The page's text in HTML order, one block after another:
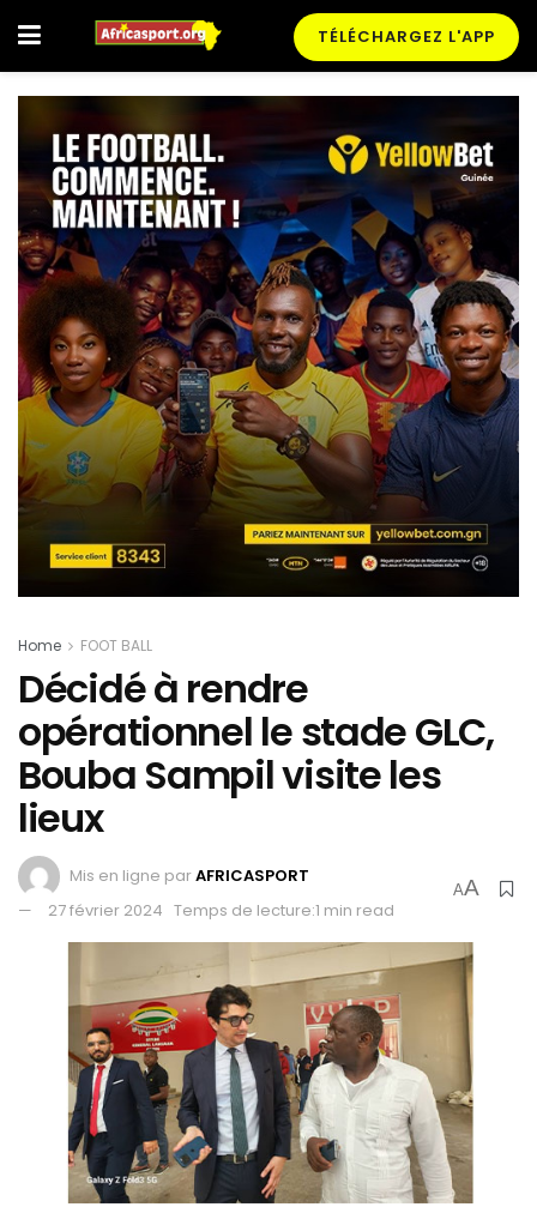
TÉLÉCHARGEZ L'APP
Home FOOT BALL
Décidé à rendre
opérationnel le stade GLC,
Bouba Sampil visite les
lieux
Mis en ligne parAFRICASPORT
27 février 2024 Temps de lecture:1 min read
AA